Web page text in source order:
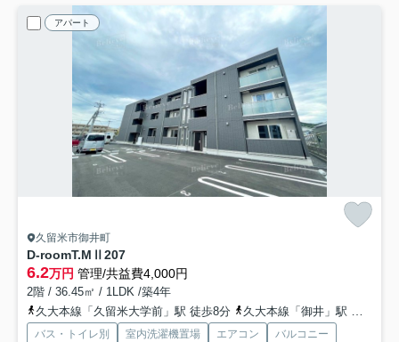
アパート
久留米市御井町
D-roomT.MⅡ 207
6.2万円 管理/共益費4,000円
2階 / 36.45㎡ / 1LDK /築4年
久大本線「久留米大学前」駅 徒歩8分
久大本線「御井」駅 徒歩20分
バス・トイレ別 室内洗濯機置場 エアコン
バルコニー